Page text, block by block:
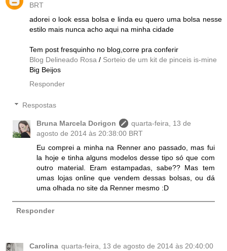
BRT
adorei o look essa bolsa e linda eu quero uma bolsa nesse
estilo mais nunca acho aqui na minha cidade
Tem post fresquinho no blog,corre pra conferir
Blog Delineado Rosa / Sorteio de um kit de pinceis is-mine
Big Beijos
Responder
Respostas
Bruna Marcela Dorigon
quarta-feira, 13 de
agosto de 2014 às 20:38:00 BRT
Eu comprei a minha na Renner ano passado, mas fui
la hoje e tinha alguns modelos desse tipo só que com
outro material. Eram estampadas, sabe?? Mas tem
umas lojas online que vendem dessas bolsas, ou dá
uma olhada no site da Renner mesmo :D
Responder
Carolina quarta-feira, 13 de agosto de 2014 às 20:40:00